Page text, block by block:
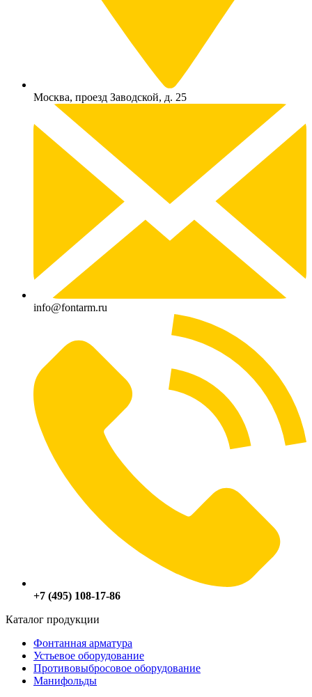
Москва, проезд Заводской, д. 25
info@fontarm.ru
+7 (495) 108-17-86
Каталог продукции
Фонтанная арматура
Устьевое оборудование
Противовыбросовое оборудование
Манифольды